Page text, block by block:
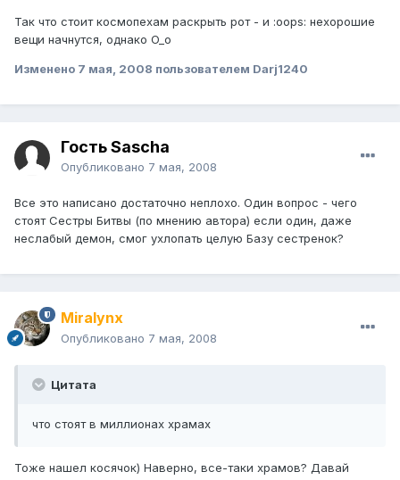
Так что стоит космопехам раскрыть рот - и :oops: нехорошие
вещи начнутся, однако O_o
Изменено 7 мая, 2008 пользователем Darj1240
Гость Sascha
Опубликовано 7 мая, 2008
Все это написано достаточно неплохо. Один вопрос - чего
стоят Сестры Битвы (по мнению автора) если один, даже
неслабый демон, смог ухлопать целую Базу сестренок?
Miralynx
Опубликовано 7 мая, 2008
Цитата
что стоят в миллионах храмах
Тоже нашел косячок) Наверно, все-таки храмов? Давай